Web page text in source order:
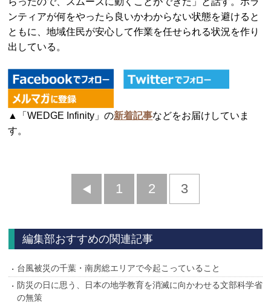
ンティアが何をやったら良いかわからない状態を避けると
ともに、地域住民が安心して作業を任せられる状況を作り
出している。
▲「WEDGE Infinity」の新着記事などをお届けしていま
す。
前
1 2 3
編集部おすすめの関連記事
台風被災の千葉・南房総エリアで今起こっていること
防災の日に思う、日本の地学教育を消滅に向かわせる文部科学省
の無策